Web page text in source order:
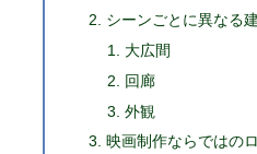
シーンごとに異なる
大広間
回廊
外観
映画制作ならではの